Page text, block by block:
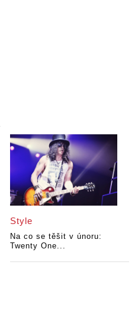
Style
Na co se těšit v únoru:
Twenty One...